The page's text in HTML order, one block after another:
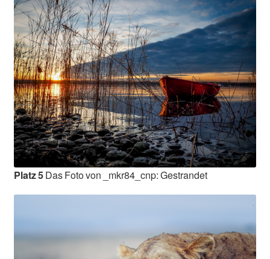
Platz 5Das Foto von _mkr84_cnp: Gestrandet